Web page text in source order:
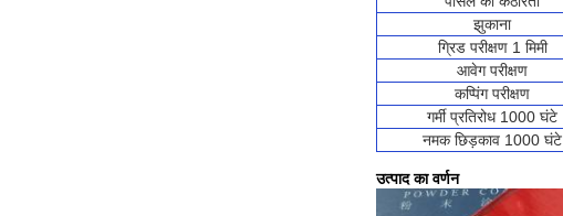
झुकाना
ग्रिड परीक्षण 1 मिमी
आवेग परीक्षण
कप्पिंग परीक्षण
गर्मी प्रतिरोध 1000 घंटे
नमक छिड़काव 1000 घंटे
उत्पाद का वर्णन